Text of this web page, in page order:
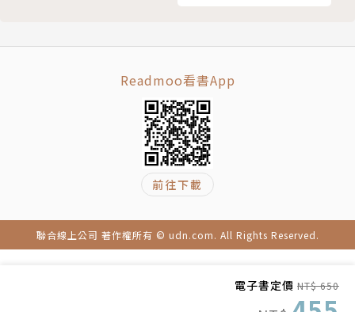
電子書定價 NT$ 650
Readmoo看書App
前往下載
聯合線上公司 著作權所有 © udn.com. All Rights Reserved.